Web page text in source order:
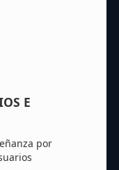
E
por